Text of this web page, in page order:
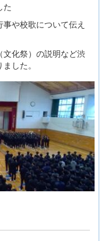
た
や校歌について伝え
化祭）の説明など渋
した。